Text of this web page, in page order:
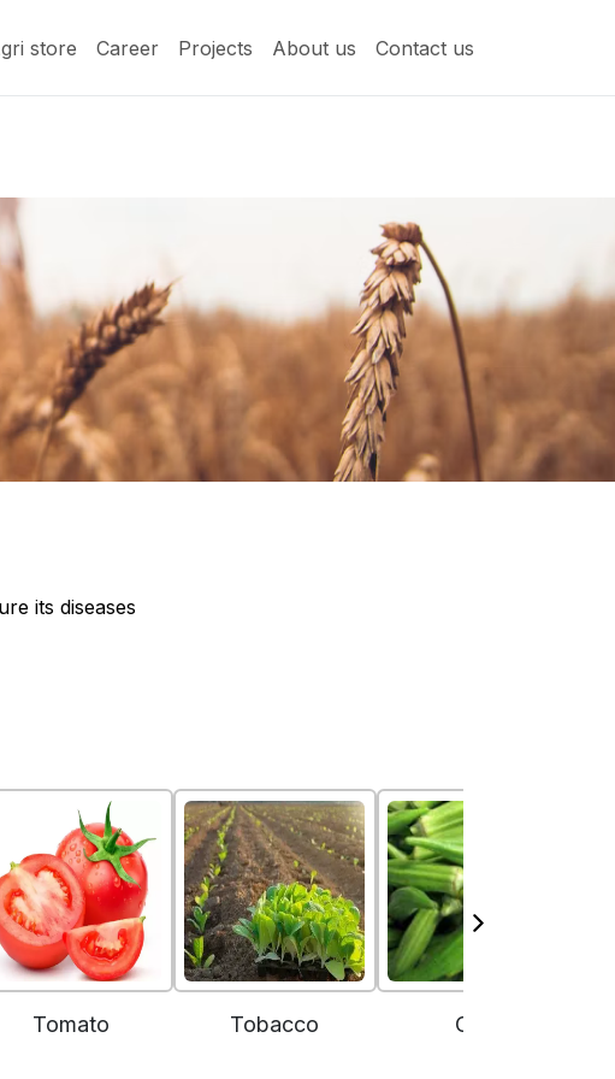
store Career Projects About us Contact us
its diseases
Tomato Tobacco Okra